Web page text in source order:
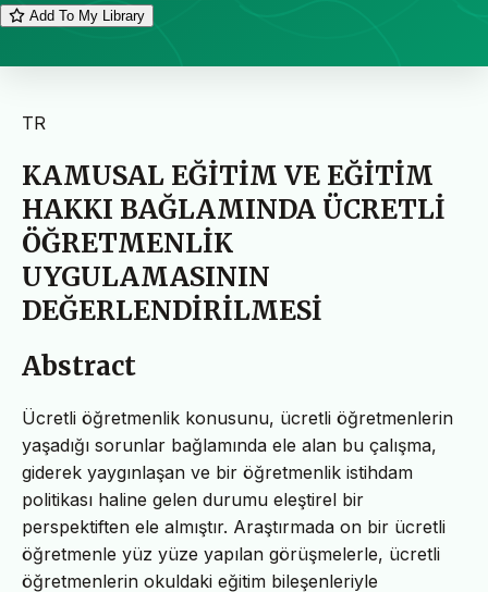
Add To My Library
TR
KAMUSAL EĞİTİM VE EĞİTİM
HAKKI BAĞLAMINDA ÜCRETLİ
ÖĞRETMENLİK
UYGULAMASININ
DEĞERLENDİRİLMESİ
Abstract
Ücretli öğretmenlik konusunu, ücretli öğretmenlerin
yaşadığı sorunlar bağlamında ele alan bu çalışma,
giderek yaygınlaşan ve bir öğretmenlik istihdam
politikası haline gelen durumu eleştirel bir
perspektiften ele almıştır. Araştırmada on bir ücretli
öğretmenle yüz yüze yapılan görüşmelerle, ücretli
öğretmenlerin okuldaki eğitim bileşenleriyle